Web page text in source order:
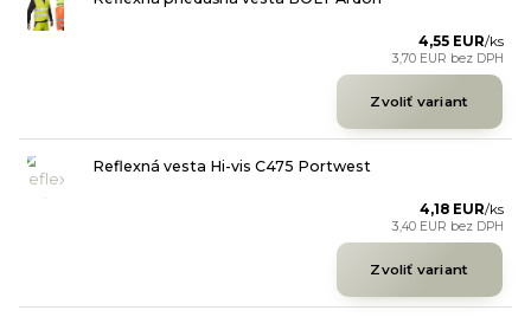
4,55 EUR/ks
3,70 EUR bez DPH
Zvoliť variant
Reflexná vesta Hi-vis C475 Portwest
4,18 EUR/ks
3,40 EUR bez DPH
Zvoliť variant